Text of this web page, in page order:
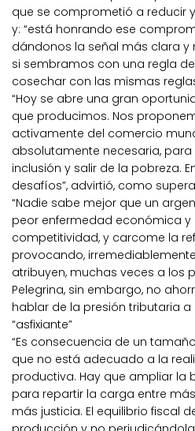
que se comprometió a reducir
y: “está honrando ese
dándonos la señal más clara y
si sembramos con una regla
cosechar con las mismas
“Hoy se abre una gran
que producimos. Nos
activamente del comercio
absolutamente necesaria,
inclusión y salir de la pobreza.
desafíos”, advirtió, como
“Nadie sabe mejor que un
peor enfermedad económica y
competitividad, y carcome la
provocando,
atribuyen, muchas veces a los
Pelegrina, sin embargo, no
hablar de la presión tributaria
“asfixiante”
“Es consecuencia de un
que no está adecuado a la
productiva. Hay que ampliar la
para repartir la carga entre
más justicia. El equilibrio fiscal